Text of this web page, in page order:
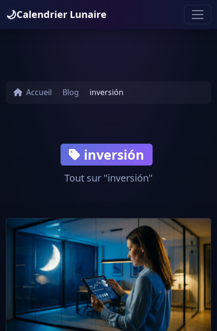
🌙Calendrier Lunaire
Accueil Blog inversión
inversión
Tout sur "inversión"